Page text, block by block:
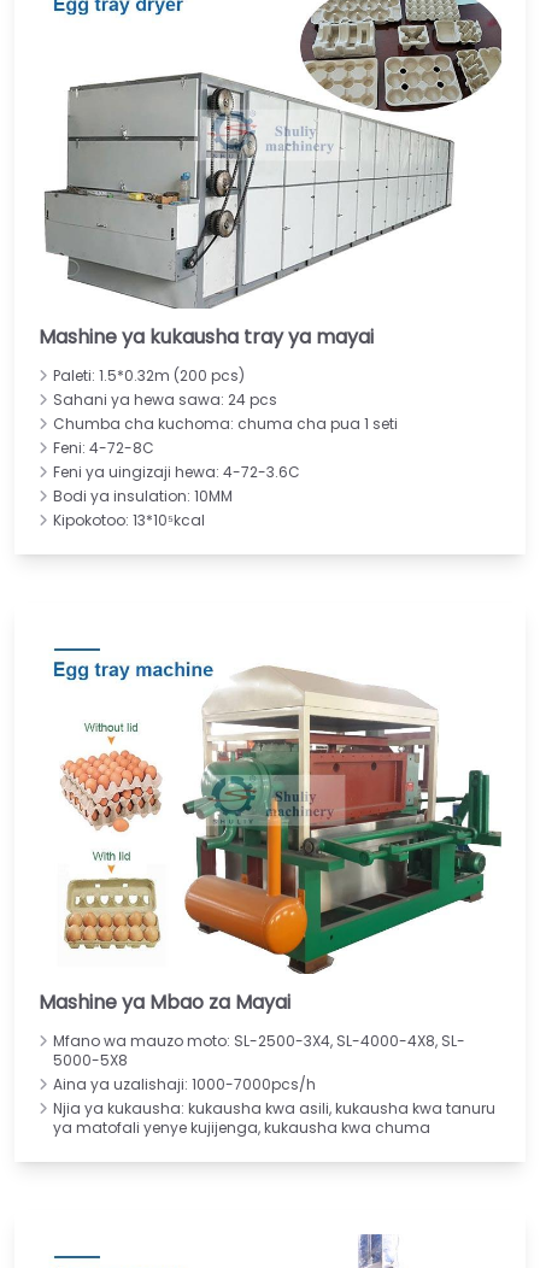
Mashine ya kukausha tray ya mayai
Paleti: 1.5*0.32m (200 pcs)
Sahani ya hewa sawa: 24 pcs
Chumba cha kuchoma: chuma cha pua 1 seti
Feni: 4-72-8C
Feni ya uingizaji hewa: 4-72-3.6C
Bodi ya insulation: 10MM
Kipokotoo: 13*10⁵kcal
Mashine ya Mbao za Mayai
Mfano wa mauzo moto: SL-2500-3X4, SL-4000-4X8, SL-
5000-5X8
Aina ya uzalishaji: 1000-7000pcs/h
Njia ya kukausha: kukausha kwa asili, kukausha kwa tanuru
ya matofali yenye kujijenga, kukausha kwa chuma